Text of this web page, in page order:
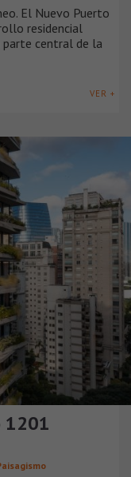
El Nuevo Puerto
residencial
central de la
VER +
1201